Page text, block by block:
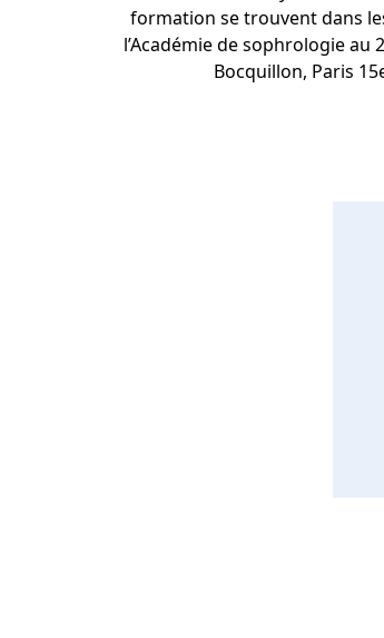
formation se trouvent dans
l’Académie de sophrologie au
Bocquillon, Paris